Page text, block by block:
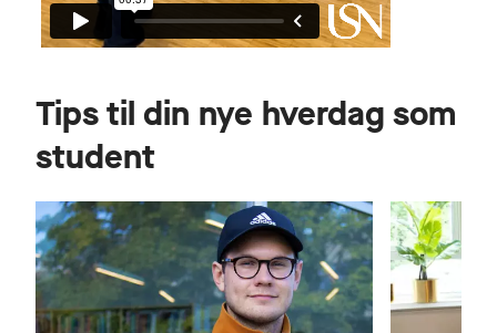
Tips til din nye hverdag som
student